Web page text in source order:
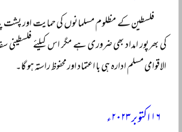
فلسطین کے مظلوم مسلمانوں کی حمایت اور پشت
کی بھرپور امداد بھی ضروری ہے مگر اس کیلئے فلسطینی
الاقوامی مسلم ادارہ ہی با اعتماد اور محفوظ راستہ ہو گا۔
۱۶ اکتوبر ۲۰۲۳ء